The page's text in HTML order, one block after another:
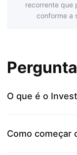
recorrente que
conforme a
O que é o
Como começar